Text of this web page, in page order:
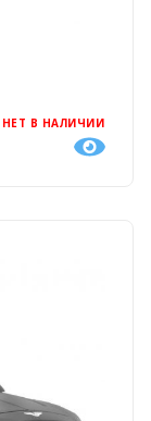
НЕТ В НАЛИЧИИ